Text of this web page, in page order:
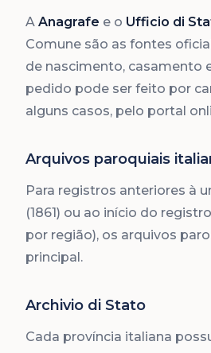
A Anagrafe e o Ufficio di
Comune são as fontes
de nascimento, casamento
pedido pode ser feito por
alguns casos, pelo portal
Arquivos paroquiais
Para registros anteriores à
(1861) ou ao início do
por região), os arquivos
principal.
Archivio di Stato
Cada província italiana